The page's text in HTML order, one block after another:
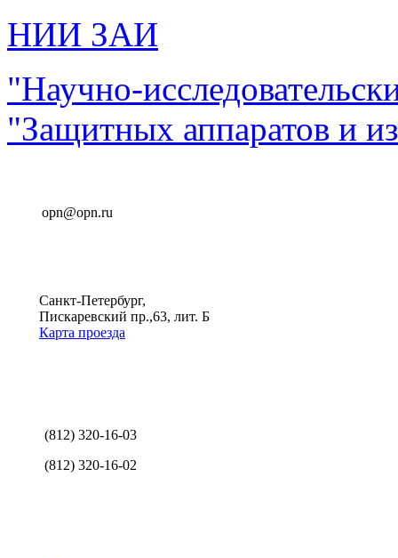
НИИ ЗАИ
"Научно-
"Защитных аппаратов и
opn@opn.ru
Санкт-Петербург,
Пискаревский пр.,63, лит. Б
Карта проезда
(812) 320-16-03
(812) 320-16-02